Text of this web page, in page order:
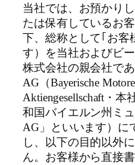
当社では、お預かり
たは保有しているお
下、総称として｢お客
す）を当社およびビ
株式会社の親会社で
AG（Bayerische
Aktiengesellschaft・
和国バイエルン州ミ
AG」といいます）に
し、以下の目的以外
ん。お客様から直接